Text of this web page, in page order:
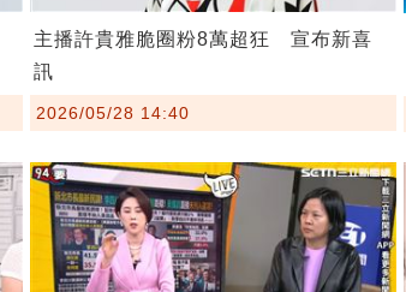
主播許貴雅脆圈粉8萬超狂 宣布新喜
訊
2026/05/28 14:40